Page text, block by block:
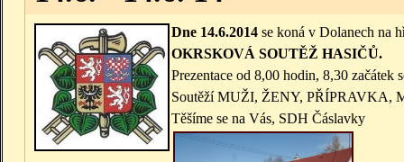
Dne 14.6.2014 se koná v Dolanech na
OKRSKOVÁ SOUTĚŽ HASIČŮ.
Prezentace od 8,00 hodin, 8,30 začátek
Soutěží MUŽI, ŽENY, PŘÍPRAVKA,
Těšíme se na Vás, SDH Čáslavky